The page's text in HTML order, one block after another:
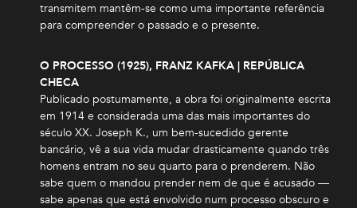
transmitem mantêm-se como uma importante referência
para compreender o passado e o presente.
O PROCESSO (1925), FRANZ KAFKA | REPÚBLICA
CHECA
Publicado postumamente, a obra foi originalmente escrita
em 1914 e considerada uma das mais importantes do
século XX. Joseph K., um bem-sucedido gerente
bancário, vê a sua vida mudar drasticamente quando três
homens entram no seu quarto para o prenderem. Não
sabe quem o mandou prender nem de que é acusado —
sabe apenas que está envolvido num processo obscuro e